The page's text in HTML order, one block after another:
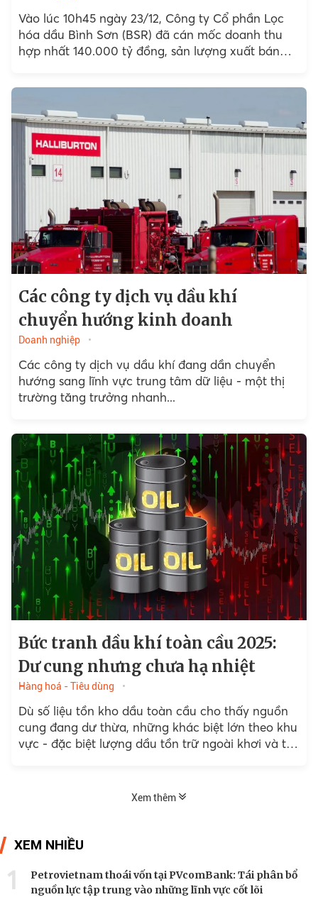
Vào lúc 10h45 ngày 23/12, Công ty Cổ phần Lọc
hóa dầu Bình Sơn (BSR) đã cán mốc doanh thu
hợp nhất 140.000 tỷ đồng, sản lượng xuất bán
Các công ty dịch vụ dầu khí
chuyển hướng kinh doanh
Doanh nghiệp
Các công ty dịch vụ dầu khí đang dần chuyển
hướng sang lĩnh vực trung tâm dữ liệu - một thị
trường tăng trưởng nhanh...
Bức tranh dầu khí toàn cầu 2025:
Dư cung nhưng chưa hạ nhiệt
Hàng hoá - Tiêu dùng
Dù số liệu tồn kho dầu toàn cầu cho thấy nguồn
cung đang dư thừa, những khác biệt lớn theo khu
vực - đặc biệt lượng dầu tồn trữ ngoài khơi và tại
Xem thêm
XEM NHIỀU
1
Petrovietnam thoái vốn tại PVcomBank: Tái phân bổ
nguồn lực tập trung vào những lĩnh vực cốt lõi